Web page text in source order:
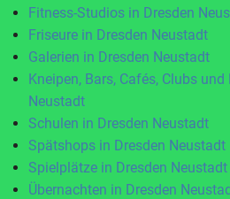
Fitness-Studios in Dresden
Friseure in Dresden Neustadt
Galerien in Dresden Neustadt
Kneipen, Bars, Cafés, Clubs
Neustadt
Schulen in Dresden Neustadt
Spätshops in Dresden Neustadt
Spielplätze in Dresden Neustadt
Übernachten in Dresden